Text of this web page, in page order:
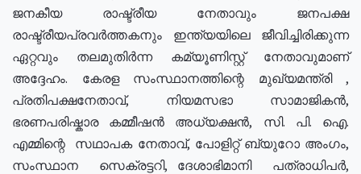
ജനകീയ രാഷ്ട്രീയ നേതാവും ജനപക്ഷ
രാഷ്ട്രീയപ്രവർത്തകനും ഇന്ത്യയിലെ ജീവിച്ചിരിക്കുന്ന
ഏറ്റവും തലമുതിർന്ന കമ്യൂണിസ്റ്റ് നേതാവുമാണ്
അദ്ദേഹം. കേരള സംസ്ഥാനത്തിന്റെ മുഖ്യമന്ത്രി ,
പ്രതിപക്ഷനേതാവ്, നിയമസഭാ സാമാജികൻ,
ഭരണപരിഷ്കാര കമ്മീഷൻ അധ്യക്ഷൻ, സി. പി. ഐ.
എമ്മിന്റെ സഥാപക നേതാവ്, പോളിറ്റ് ബ്യുറോ അംഗം,
സംസ്ഥാന സെക്രട്ടറി, ദേശാഭിമാനി പത്രാധിപർ,